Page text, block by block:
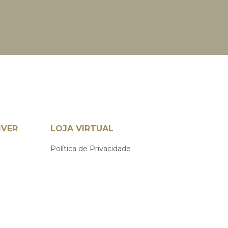
LOJA VIRTUAL
Política de Privacidade